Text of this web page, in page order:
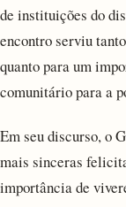
de instituições do
encontro serviu
quanto para um
comunitário para a
Em seu discurso, o
mais sinceras
importância de